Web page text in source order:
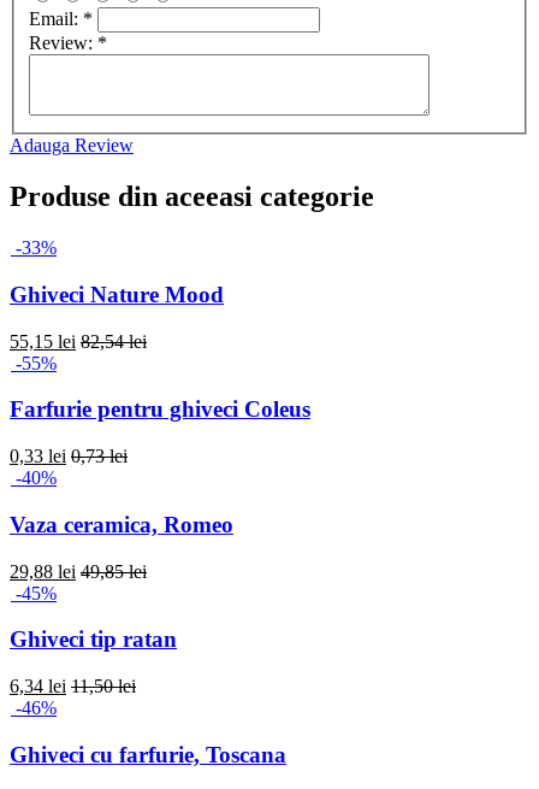
Email: *
Review: *
Adauga Review
Produse din aceeasi categorie
-33%
Ghiveci Nature Mood
55,15 lei 82,54 lei
-55%
Farfurie pentru ghiveci Coleus
0,33 lei 0,73 lei
-40%
Vaza ceramica, Romeo
29,88 lei 49,85 lei
-45%
Ghiveci tip ratan
6,34 lei 11,50 lei
-46%
Ghiveci cu farfurie, Toscana